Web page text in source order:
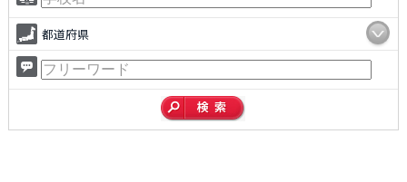
都道府県